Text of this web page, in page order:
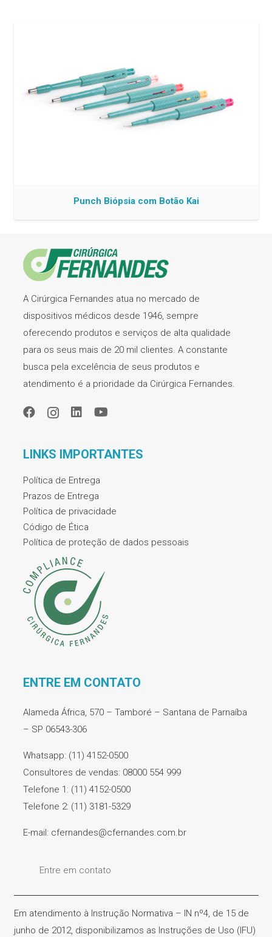
Punch Biópsia com Botão Kai
A Cirúrgica Fernandes atua no mercado de
dispositivos médicos desde 1946, sempre
oferecendo produtos e serviços de alta qualidade
para os seus mais de 20 mil clientes. A constante
busca pela excelência de seus produtos e
atendimento é a prioridade da Cirúrgica Fernandes.
LINKS IMPORTANTES
Política de Entrega
Prazos de Entrega
Política de privacidade
Código de Ética
Política de proteção de dados pessoais
ENTRE EM CONTATO
Alameda África, 570 – Tamboré – Santana de Parnaíba
– SP 06543-306
Whatsapp: (11) 4152-0500
Consultores de vendas: 08000 554 999
Telefone 1: (11) 4152-0500
Telefone 2: (11) 3181-5329
E-mail: cfernandes@cfernandes.com.br
Entre em contato
Em atendimento à Instrução Normativa – IN nº4, de 15 de
junho de 2012, disponibilizamos as Instruções de Uso (IFU)